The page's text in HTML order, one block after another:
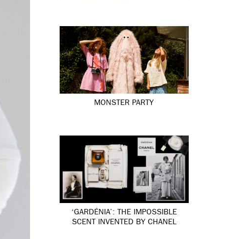
MONSTER PARTY
‘GARDÉNIA’: THE IMPOSSIBLE
SCENT INVENTED BY CHANEL